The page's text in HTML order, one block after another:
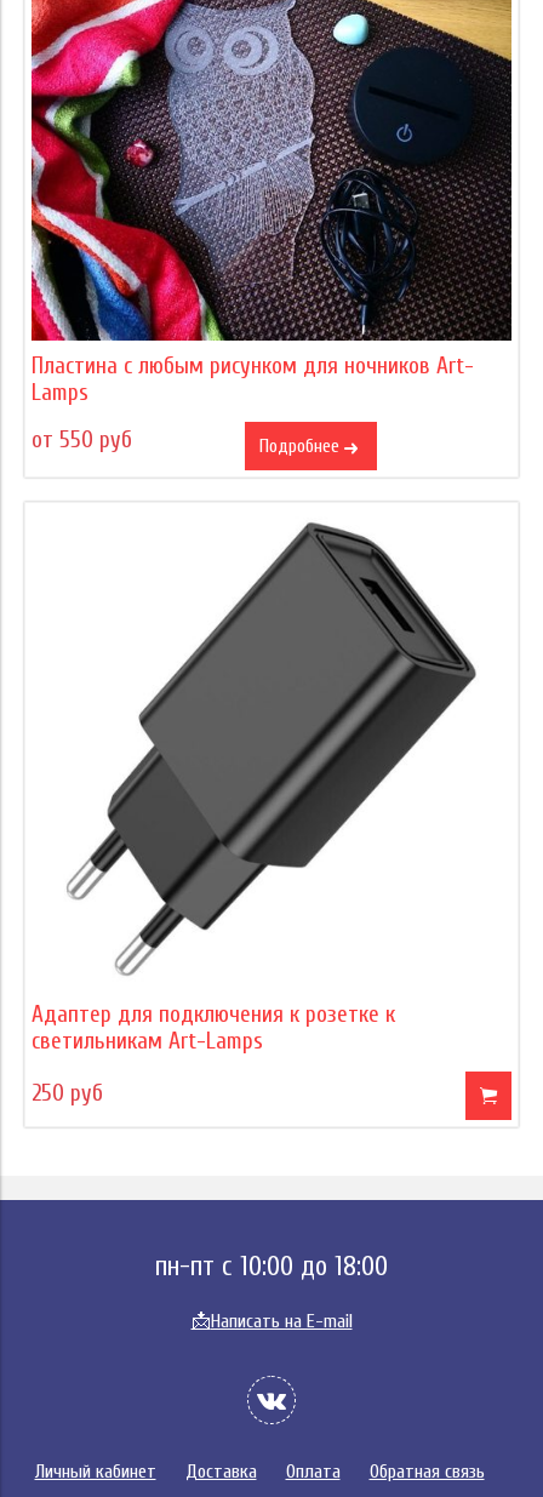
Пластина с любым рисунком для ночников Art-
Lamps
от 550 руб
Подробнее
Адаптер для подключения к розетке к
светильникам Art-Lamps
250 руб
пн-пт с 10:00 до 18:00
📩Написать на E-mail
Личный кабинет Доставка Оплата
Обратная связь